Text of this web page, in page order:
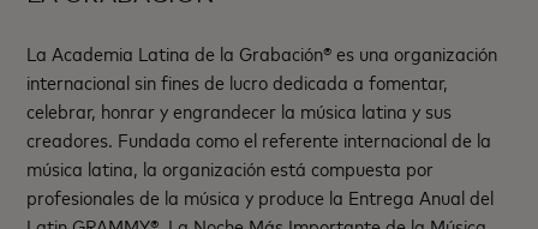
La Academia Latina de la Grabación® es una organización
internacional sin fines de lucro dedicada a fomentar,
celebrar, honrar y engrandecer la música latina y sus
creadores. Fundada como el referente internacional de la
música latina, la organización está compuesta por
profesionales de la música y produce la Entrega Anual del